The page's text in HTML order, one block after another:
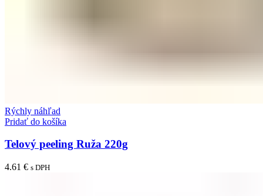
Rýchly náhľad
Pridať do košíka
Telový peeling Ruža 220g
4.61 € s DPH